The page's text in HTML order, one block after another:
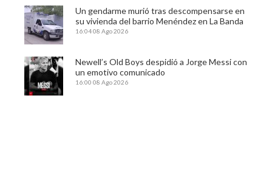
Un gendarme murió tras descompensarse en
su vivienda del barrio Menéndez en La Banda
16:0408 Ago 2026
Newell’s Old Boys despidió a Jorge Messi con
un emotivo comunicado
16:00 08 Ago 2026